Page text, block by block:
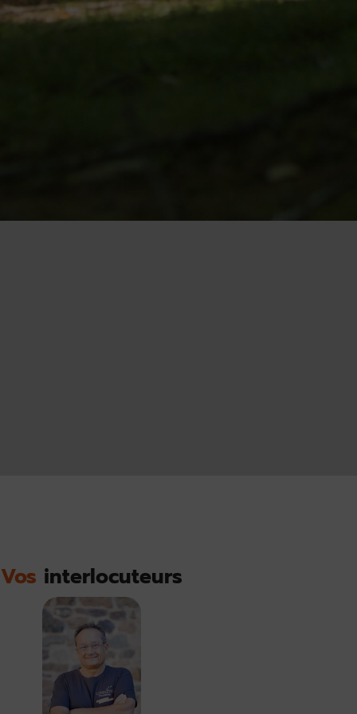
Vos interlocuteurs